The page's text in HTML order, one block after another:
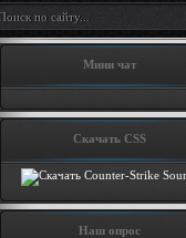
Мини чат
Скачать CSS
Наш опрос